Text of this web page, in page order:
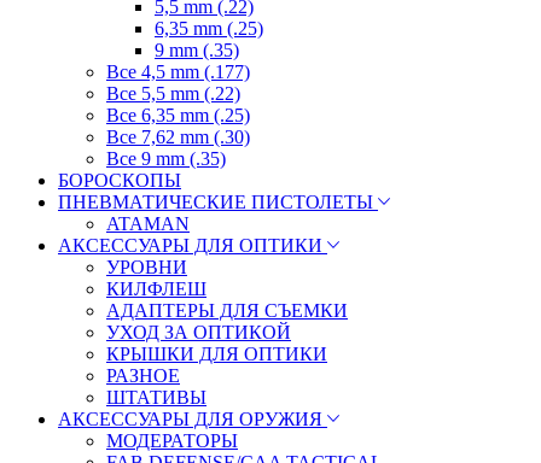
5,5 mm (.22)
6,35 mm (.25)
9 mm (.35)
Все 4,5 mm (.177)
Все 5,5 mm (.22)
Все 6,35 mm (.25)
Все 7,62 mm (.30)
Все 9 mm (.35)
БОРОСКОПЫ
ПНЕВМАТИЧЕСКИЕ ПИСТОЛЕТЫ
ATAMAN
АКСЕССУАРЫ ДЛЯ ОПТИКИ
УРОВНИ
КИЛФЛЕШ
АДАПТЕРЫ ДЛЯ СЪЕМКИ
УХОД ЗА ОПТИКОЙ
КРЫШКИ ДЛЯ ОПТИКИ
РАЗНОЕ
ШТАТИВЫ
АКСЕССУАРЫ ДЛЯ ОРУЖИЯ
МОДЕРАТОРЫ